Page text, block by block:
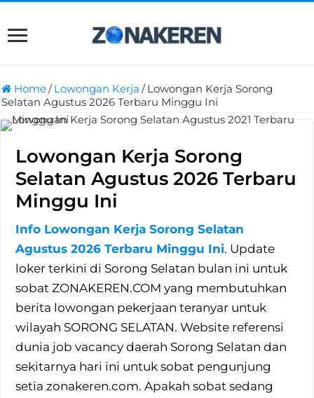
Home/Lowongan Kerja /Lowongan Kerja Sorong
Selatan Agustus 2026 Terbaru Minggu Ini
Lowongan Kerja Sorong
Selatan Agustus 2026 Terbaru
Minggu Ini
Info Lowongan Kerja Sorong Selatan
Agustus 2026 Terbaru Minggu Ini. Update
loker terkini di Sorong Selatan bulan ini untuk
sobat ZONAKEREN.COM yang membutuhkan
berita lowongan pekerjaan teranyar untuk
wilayah SORONG SELATAN. Website referensi
dunia job vacancy daerah Sorong Selatan dan
sekitarnya hari ini untuk sobat pengunjung
setia zonakeren.com. Apakah sobat sedang